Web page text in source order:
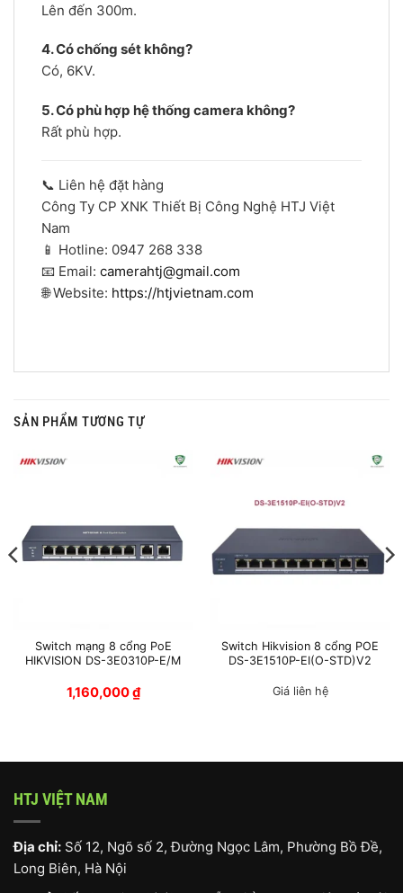
Lên đến 300m.
4. Có chống sét không?
Có, 6KV.
5. Có phù hợp hệ thống camera không?
Rất phù hợp.
📞 Liên hệ đặt hàng
Công Ty CP XNK Thiết Bị Công Nghệ HTJ Việt
Nam
📱 Hotline: 0947 268 338
📧 Email: camerahtj@gmail.com
🌐 Website: https://htjvietnam.com
SẢN PHẨM TƯƠNG TỰ
Switch mạng 8 cổng PoE
HIKVISION DS-3E0310P-E/M
1,160,000₫
Switch Hikvision 8 cổng POE
DS-3E1510P-EI(O-STD)V2
Giá liên hệ
HTJ VIỆT NAM
Địa chỉ: Số 12, Ngõ số 2, Đường Ngọc Lâm, Phường Bồ Đề,
Long Biên, Hà Nội